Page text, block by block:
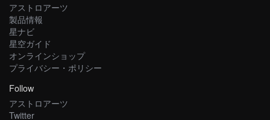
アストロアーツ
製品情報
星ナビ
星空ガイド
オンラインショップ
プライバシー・ポリシー
Follow
アストロアーツ
Twitter